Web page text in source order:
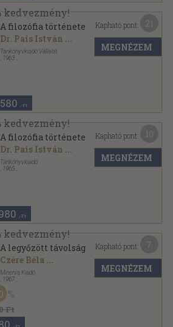
A filozófia története
Dr. Pais István ...
Tankönyvkiadó Vállalat
1963
,-Ft
Kapható pont:
MEGNÉZEM
A filozófia története
Dr. Pais István ...
Tankönyvkiadó
1965
,-Ft
Kapható pont:
MEGNÉZEM
A legyőzött távolság
Czére Béla ...
Minerva Kiadó
1967
Fűzött papírkötés
Minerva zsebkönyvek sorozat
Ft
Kapható pont:
MEGNÉZEM